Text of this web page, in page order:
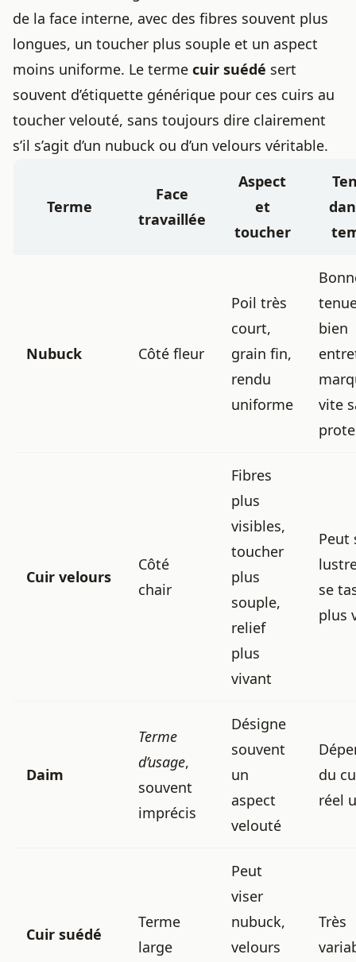
de la face interne, avec des fibres souvent plus
longues, un toucher plus souple et un aspect
moins uniforme. Le terme cuir suédé sert
souvent d’étiquette générique pour ces cuirs au
toucher velouté, sans toujours dire clairement
s’il s’agit d’un nubuck ou d’un velours véritable.
Terme
Face
travaillée
Aspect
et
toucher
Nubuck Côté fleur
Poil très
court,
grain fin,
rendu
uniforme
bien
vite
Cuir velours
Côté
chair
Fibres
plus
visibles,
toucher
plus
souple,
relief
plus
vivant
Peut
se
plus
Daim
Terme
d’usage,
souvent
imprécis
Désigne
souvent
un
aspect
velouté
du
réel
Cuir suédé
Terme
large
Peut
viser
nubuck,
velours
Très